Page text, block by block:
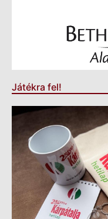
Játékra fel!